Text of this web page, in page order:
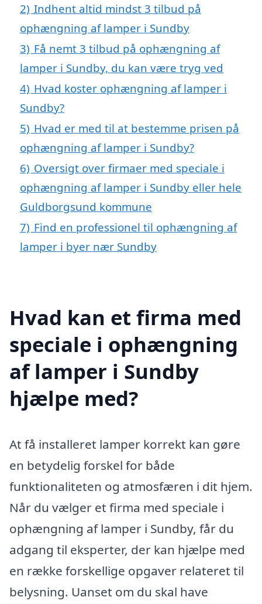
2) Indhent altid mindst 3 tilbud på
ophængning af lamper i Sundby
3) Få nemt 3 tilbud på ophængning af
lamper i Sundby, du kan være tryg ved
4) Hvad koster ophængning af lamper i
Sundby?
5) Hvad er med til at bestemme prisen på
ophængning af lamper i Sundby?
6) Oversigt over firmaer med speciale i
ophængning af lamper i Sundby eller hele
Guldborgsund kommune
7) Find en professionel til ophængning af
lamper i byer nær Sundby
Hvad kan et firma med
speciale i ophængning
af lamper i Sundby
hjælpe med?
At få installeret lamper korrekt kan gøre
en betydelig forskel for både
funktionaliteten og atmosfæren i dit hjem.
Når du vælger et firma med speciale i
ophængning af lamper i Sundby, får du
adgang til eksperter, der kan hjælpe med
en række forskellige opgaver relateret til
belysning. Uanset om du skal have